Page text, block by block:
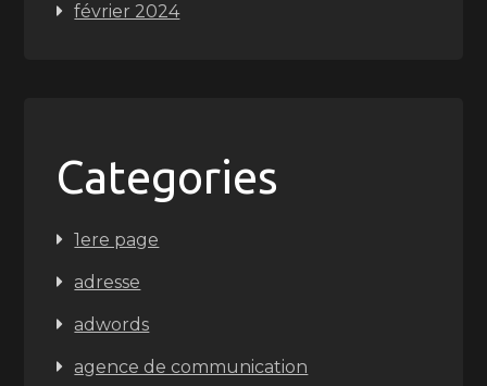
février 2024
Categories
1ere page
adresse
adwords
agence de communication